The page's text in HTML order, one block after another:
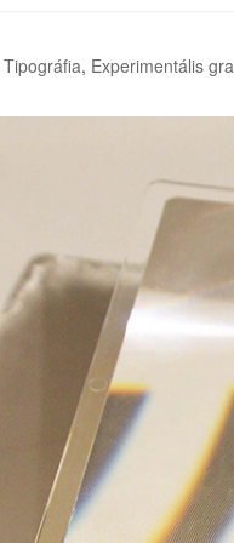
Tipográfia, Experimentális